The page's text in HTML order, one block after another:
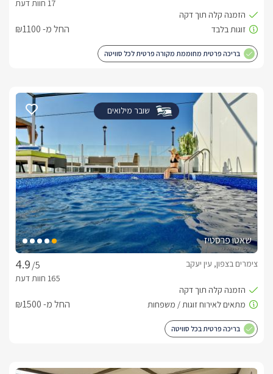
החל מ- ₪1100
בריכה פרטית מחוממת מקורה פרטית לכל סוויטה
שובר מילואים
שאטו פרסטיז
/5
צימרים בצפון, עין יעקב
החל מ- ₪1500
בריכה פרטית בכל סוויטה